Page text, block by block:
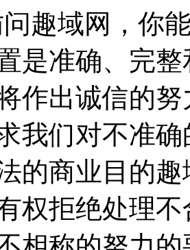
趣域网，你
是准确、完
作出诚信的
我们对不准
的商业目的
权拒绝处理